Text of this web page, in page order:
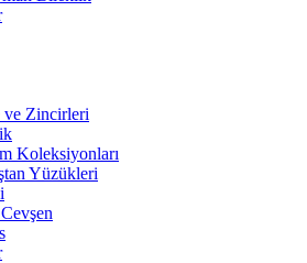
Zincirleri
Koleksiyonları
Yüzükleri